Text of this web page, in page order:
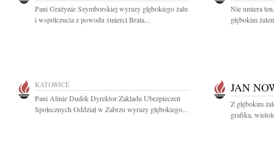
Pani Grażynie Szymborskiej wyrazy głębokiego żalu
i współczucia z powodu śmierci Brata...
Nie umiera
głębokim
KATOWICE
Pani Alinie Dudek Dyrektor Zakładu Ubezpieczeń
Społecznych Oddział w Zabrzu wyrazy głębokiego...
JAN
Z głębokim
grafika,